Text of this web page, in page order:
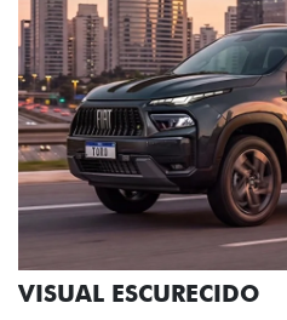
ADESIVOS
Os adesivos aplicados no
reforçam a identidade única